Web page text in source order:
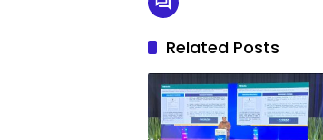
Related Posts